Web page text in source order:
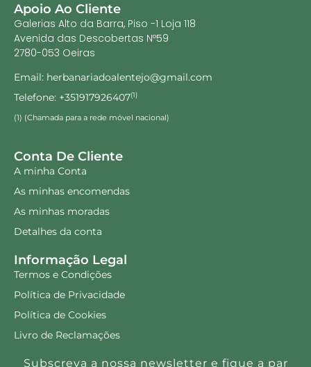
Apoio Ao Cliente
Galerias Alto da Barra, Piso -1 Loja 118
Avenida das Descobertas Nº59
2780-053 Oeiras
Email: herbanariadoalentejo@gmail.com
Telefone: +351917926407(1)
(1) (Chamada para a rede móvel nacional)
Conta De Cliente
A minha Conta
As minhas encomendas
As minhas moradas
Detalhes da conta
Informação Legal
Termos e Condições
Política de Privacidade
Política de Cookies
Livro de Reclamações
Subscreva a nossa newsletter e fique a par